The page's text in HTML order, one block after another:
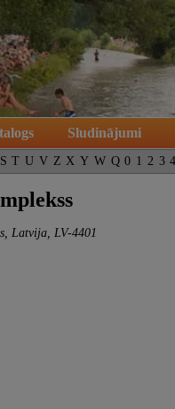
Sludinājumi
S T U V Z X Y W Q 0 1 2 3 4
Latvija, LV-4401